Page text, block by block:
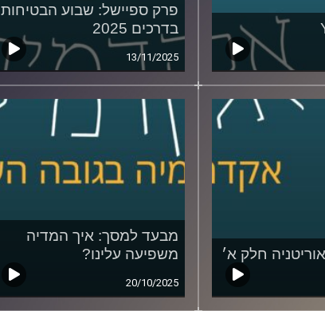
פרק ספיישל: שבוע הבטיחות
בדרכים 2025
13/11/2025
חלק א׳
מבעד למסך: איך המדיה
משפיעה עלינו?
20/10/2025